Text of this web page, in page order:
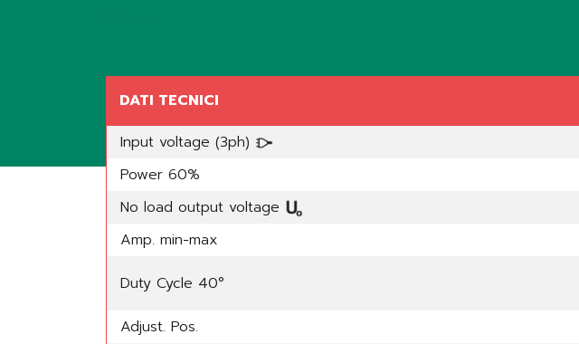
DATI TECNICI
Input voltage (3ph)
Power 60%
No load output voltage
Amp. min-max
Duty Cycle 40°
Adjust. Pos.